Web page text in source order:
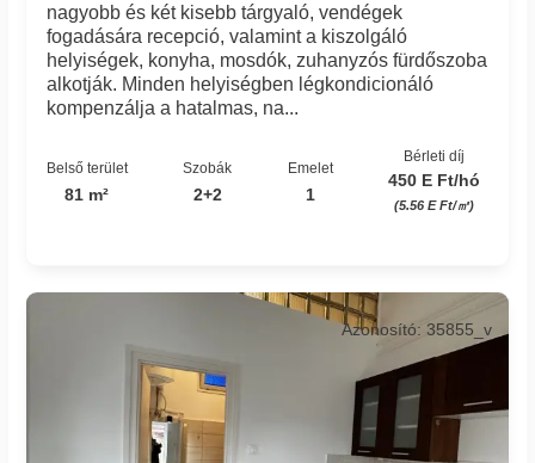
nagyobb és két kisebb tárgyaló, vendégek
fogadására recepció, valamint a kiszolgáló
helyiségek, konyha, mosdók, zuhanyzós fürdőszoba
alkotják. Minden helyiségben légkondicionáló
kompenzálja a hatalmas, na...
Belső terület
81 m²
Szobák
2+2
Emelet
1
Bérleti díj
450 E Ft/hó
(5.56 E Ft/㎡)
Azonosító: 35855_v